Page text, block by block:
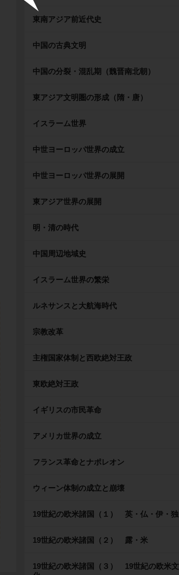
東南アジア前近代史
中国の古典文明
中国の分裂・混乱期（魏晋南北朝）
東アジア文明圏の形成（隋・唐）
イスラーム世界
中世ヨーロッパ世界の成立
中世ヨーロッパ世界の展開
東アジア世界の展開
明・清の時代
中国周辺地域史
イスラーム世界の繁栄
ルネサンスと大航海時代
宗教改革
主権国家体制と西欧絶対王政
東欧絶対王政
イギリスの市民革命
アメリカ世界の成立
フランス革命とナポレオン
ウィーン体制の成立と崩壊
19世紀の欧米諸国（１） 英・仏・伊・独
19世紀の欧米諸国（２） 露・米
19世紀の欧米諸国（３） 19世紀の欧米文